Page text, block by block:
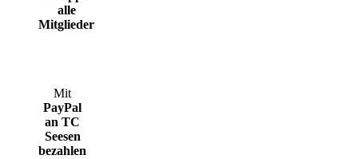
alle
Mitglieder
Mit
PayPal
an TC
Seesen
bezahlen